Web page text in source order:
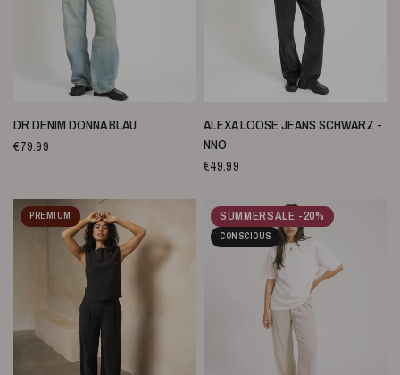
SCHNELLANSICHT
DR DENIM DONNA BLAU
€79.99
SCHNELLANSICHT
ALEXA LOOSE JEANS SCHWARZ -
NNO
€49.99
PREMIUM SUMMERSALE -20%
CONSCIOUS